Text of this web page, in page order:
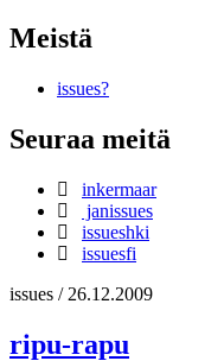
Meistä
issues?
Seuraa meitä
inkermaar
janissues
issueshki
issuesfi
issues / 26.12.2009
ripu-rapu